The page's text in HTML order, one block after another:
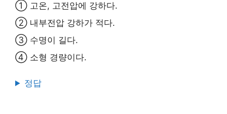
① 고온, 고전압에 강하다.
② 내부전압 강하가 적다.
③ 수명이 길다.
④ 소형 경량이다.
정답